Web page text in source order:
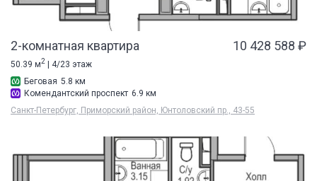
2-комнатная квартира 10 428 588 ₽
50.39 м2 | 4/23 этаж
Беговая 5.8 км
Комендантский проспект 6.9 км
Санкт-Петербург, Приморский район, Юнтоловский пр., 43-55